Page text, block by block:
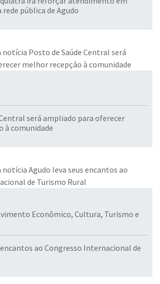
pública de Agudo
será ampliado para oferecer
à comunidade
Econômico, Cultura, Turismo e
ao Congresso Internacional de